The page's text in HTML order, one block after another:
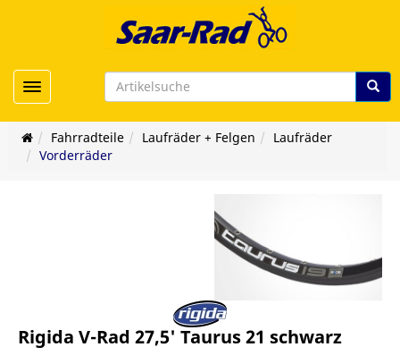
Toggle navigation
Fahrradteile Laufräder + Felgen
Laufräder
Vorderräder
Rigida V-Rad 27,5' Taurus 21 schwarz